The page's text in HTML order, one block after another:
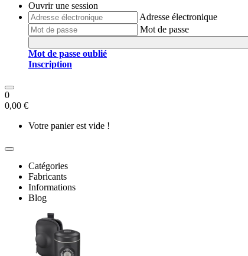
Ouvrir une session
Adresse électronique
Mot de passe
Mot de passe oublié
Inscription
0
0,00 €
Votre panier est vide !
Catégories
Fabricants
Informations
Blog